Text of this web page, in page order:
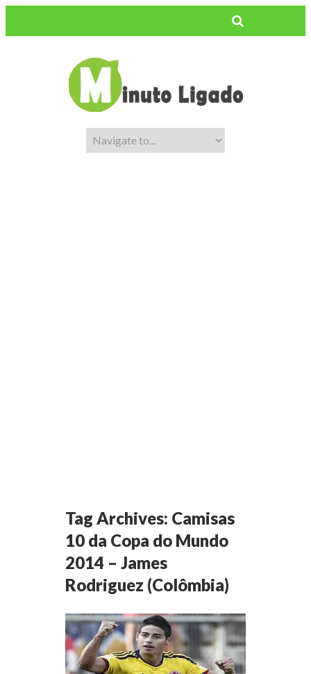
Tag Archives: Camisas
10 da Copa do Mundo
2014 – James
Rodriguez (Colômbia)